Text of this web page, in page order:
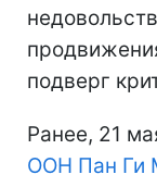
подверг
Ранее, 21
ООН Пан Ги